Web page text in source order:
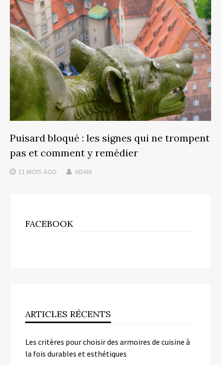
Puisard bloqué : les signes qui ne trompent
pas et comment y remédier
11 MOIS AGO ADAM
FACEBOOK
ARTICLES RÉCENTS
Les critères pour choisir des armoires de cuisine à
la fois durables et esthétiques